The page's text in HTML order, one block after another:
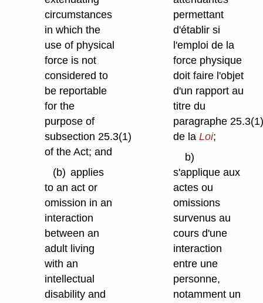
circumstances
in which the
use of physical
force is not
considered to
be reportable
for the
purpose of
subsection 25.3(1)
of the Act; and
(b) applies
to an act or
omission in an
interaction
between an
adult living
with an
intellectual
disability and
permettant
d'établir si
l'emploi de la
force physique
doit faire l'objet
d'un rapport au
titre du
paragraphe
de laLoi;
b)
s'applique aux
actes ou
omissions
survenus au
cours d'une
interaction
entre une
personne,
notamment un